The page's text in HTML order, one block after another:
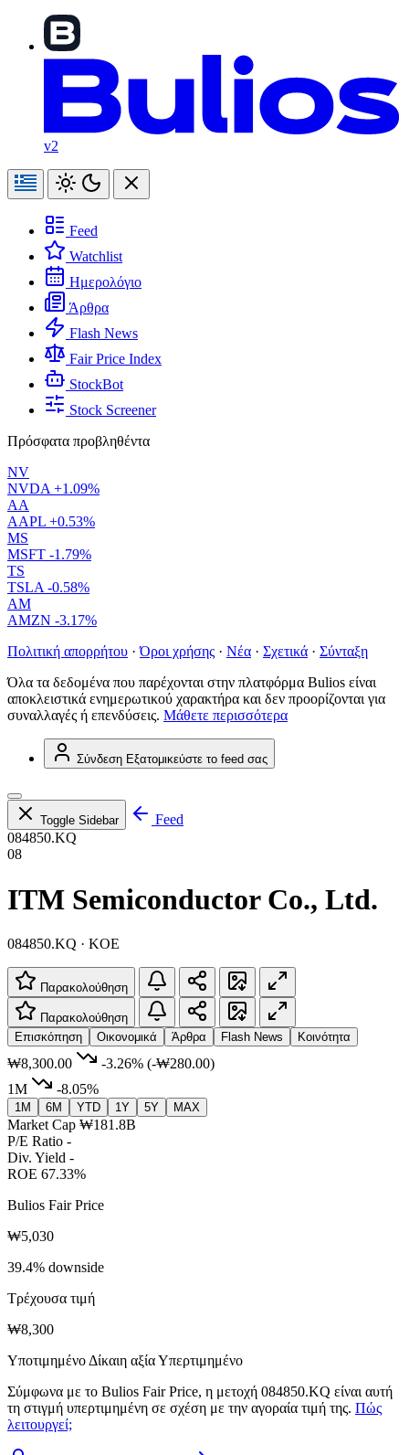
v2
Feed
Watchlist
Ημερολόγιο
Άρθρα
Flash News
Fair Price Index
StockBot
Stock Screener
Πρόσφατα προβληθέντα
NV
NVDA +1.09%
AA
AAPL +0.53%
MS
MSFT -1.79%
TS
TSLA -0.58%
AM
AMZN -3.17%
Πολιτική απορρήτου · Όροι χρήσης · Νέα · Σχετικά · Σύνταξη
Όλα τα δεδομένα που παρέχονται στην πλατφόρμα Bulios είναι
αποκλειστικά ενημερωτικού χαρακτήρα και δεν προορίζονται για
συναλλαγές ή επενδύσεις. Μάθετε περισσότερα
Σύνδεση Εξατομικεύστε το feed σας
Toggle Sidebar
Feed
084850.KQ
08
ITM Semiconductor Co., Ltd.
084850.KQ · KOE
Παρακολούθηση
Παρακολούθηση
Επισκόπηση
Οικονομικά Άρθρα Flash News Κοινότητα
₩8,300.00 -3.26% (-₩280.00)
1M
-8.05%
1M 6M YTD 1Y 5Y MAX
Market Cap ₩181.8B
P/E Ratio -
Div. Yield -
ROE 67.33%
Bulios Fair Price
₩5,030
39.4% downside
Τρέχουσα τιμή
₩8,300
Υποτιμημένο Δίκαιη αξίαΥπερτιμημένο
Σύμφωνα με το Bulios Fair Price, η μετοχή 084850.KQ είναι αυτή
τη στιγμή υπερτιμημένη σε σχέση με την αγοραία τιμή της. Πώς
λειτουργεί;